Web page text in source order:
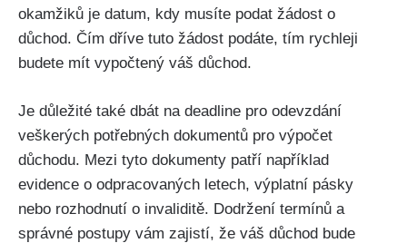
okamžiků je datum, kdy musíte podat žádost o
důchod. Čím dříve tuto žádost podáte, tím rychleji
budete mít vypočtený váš důchod.
Je důležité také dbát na deadline pro odevzdání
veškerých potřebných dokumentů pro výpočet
důchodu. Mezi tyto dokumenty patří například
evidence o odpracovaných letech, výplatní pásky
nebo rozhodnutí o invaliditě. Dodržení termínů a
správné postupy vám zajistí, že váš důchod bude